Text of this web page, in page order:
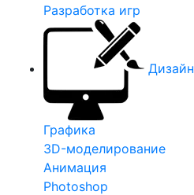
Разработка игр
Дизайн
Графика
3D-моделирование
Анимация
Photoshop